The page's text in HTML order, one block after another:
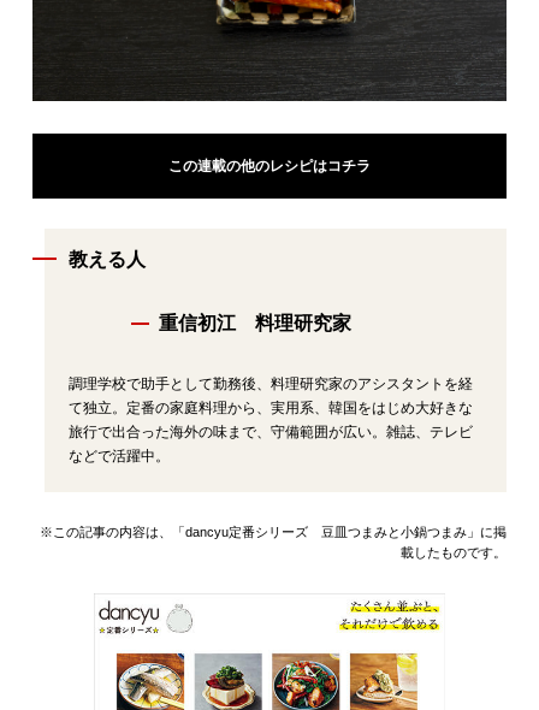
この連載の他のレシピはコチラ
教える人
重信初江 料理研究家
調理学校で助手として勤務後、料理研究家のアシスタントを経
て独立。定番の家庭料理から、実用系、韓国をはじめ大好きな
旅行で出合った海外の味まで、守備範囲が広い。雑誌、テレビ
などで活躍中。
※この記事の内容は、「dancyu定番シリーズ 豆皿つまみと小鍋つまみ」に掲
載したものです。